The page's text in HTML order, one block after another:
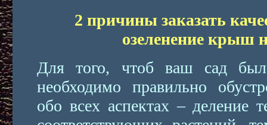
2 причины заказать
озеленение крыш
Для того, чтоб ваш сад
необходимо правильно
обо всех аспектах – деление